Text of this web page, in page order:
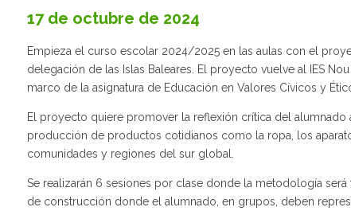
17 de octubre de 2024
Empieza el curso escolar 2024/2025 en las aulas con el
delegación de las Islas Baleares. El proyecto vuelve al IES
marco de la asignatura de Educación en Valores Cívicos y
El proyecto quiere promover la reflexión crítica del
producción de productos cotidianos como la ropa, los
comunidades y regiones del sur global.
Se realizarán 6 sesiones por clase donde la metodología
de construcción donde el alumnado, en grupos, deben